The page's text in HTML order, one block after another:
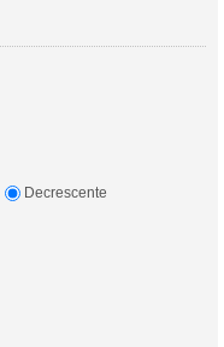
Decrescente